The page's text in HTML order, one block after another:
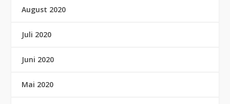
August 2020
Juli 2020
Juni 2020
Mai 2020